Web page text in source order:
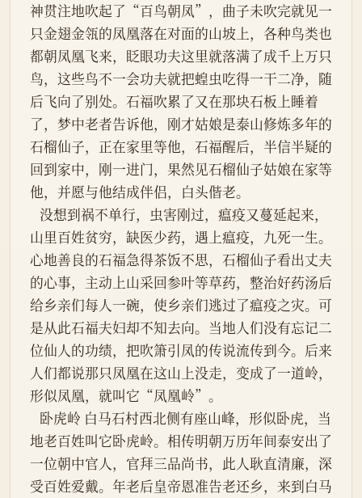
神贯注地吹起了“百鸟朝凤”，曲子未吹完就见一
只金翅金瓴的凤凰落在对面的山坡上，各种鸟类也
都朝凤凰飞来，眨眼功夫这里就落满了成千上万只
鸟，这些鸟不一会功夫就把蝗虫吃得一干二净，随
后飞向了别处。石福吹累了又在那块石板上睡着
了，梦中老者告诉他，刚才姑娘是泰山修炼多年的
石榴仙子，正在家里等他，石福醒后，半信半疑的
回到家中，刚一进门，果然见石榴仙子姑娘在家等
他，并愿与他结成伴侣，白头偕老。
山里百姓贫穷，缺医少药，遇上瘟疫，九死一生。
心地善良的石福急得茶饭不思，石榴仙子看出丈夫
的心事，主动上山采回参叶等草药，整治好药汤后
给乡亲们每人一碗，使乡亲们逃过了瘟疫之灾。可
是从此石福夫妇却不知去向。当地人们没有忘记二
位仙人的功绩，把吹箫引凤的传说流传到今。后来
人们都说那只凤凰在这山上没走，变成了一道岭，
形似凤凰，就叫它“凤凰岭”。
地老百姓叫它卧虎岭。相传明朝万历年间泰安出了
一位朝中官人，官拜三品尚书，此人耿直清廉，深
受百姓爱戴。年老后皇帝恩准告老还乡，来到白马